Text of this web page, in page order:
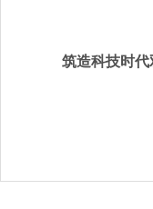
筑造科技时